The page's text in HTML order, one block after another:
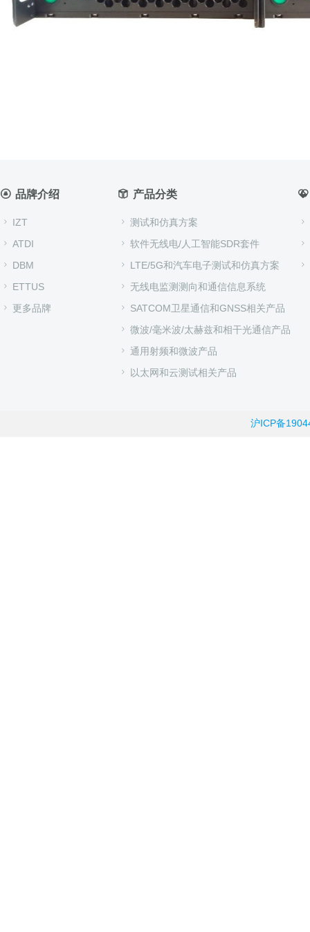
品牌介绍
IZT
ATDI
DBM
ETTUS
更多品牌
产品分类
测试和仿真方案
软件无线电/人工智能SDR套件
LTE/5G和汽车电子测试和仿真方案
无线电监测测向和通信信息系统
SATCOM卫星通信和GNSS相关产品
微波/毫米波/太赫兹和相干光通信产品
通用射频和微波产品
以太网和云测试相关产品
沪ICP备